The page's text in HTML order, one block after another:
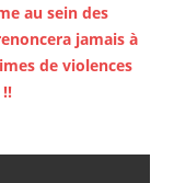
au sein des
jamais à
de violences